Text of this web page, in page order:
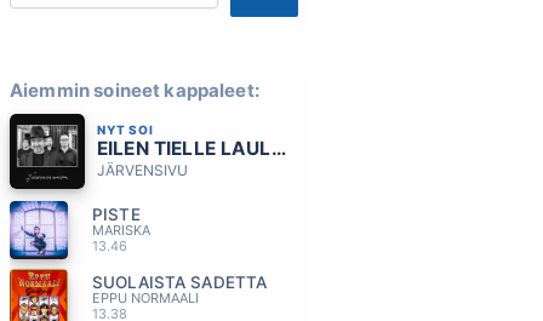
Aiemmin soineet kappaleet:
NYT SOI
EILEN TIELLE LAULOIN
JÄRVENSIVU
PISTE
MARISKA
13.46
SUOLAISTA SADETTA
EPPU NORMAALI
13.38